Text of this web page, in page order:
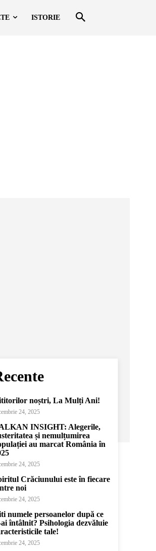
ISTORIE
noștri, La Mulți Ani!
24, 2025
INSIGHT: Alegerile,
și nemulțumirea
au marcat România în
24, 2025
Crăciunului este în fiecare
noi
24, 2025
numele persoanelor după ce
ai întâlnit? Psihologia dezvăluie
tale!
24, 2025